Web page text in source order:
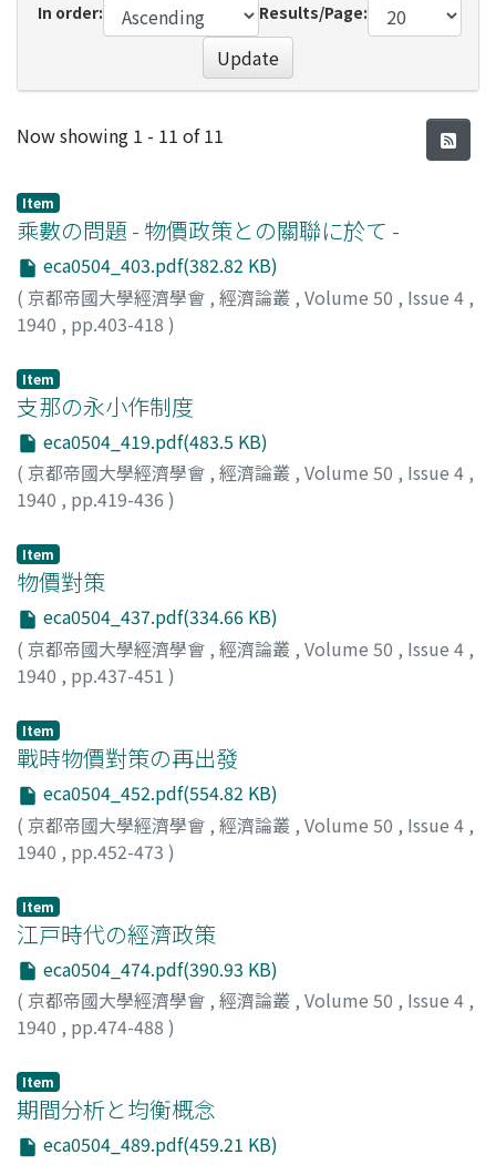
In order:
Results/Page:
Update
Recent Submissions
Now showing 1 - 11 of 11
Item
乘數の問題 - 物價政策との關聯に於て -
eca0504_403.pdf(382.82 KB)
( 京都帝國大學經濟學會 , 經濟論叢 , Volume 50 , Issue 4 ,
1940 , pp.403-418 )
Item
支那の永小作制度
eca0504_419.pdf(483.5 KB)
( 京都帝國大學經濟學會 , 經濟論叢 , Volume 50 , Issue 4 ,
1940 , pp.419-436 )
Item
物價對策
eca0504_437.pdf(334.66 KB)
( 京都帝國大學經濟學會 , 經濟論叢 , Volume 50 , Issue 4 ,
1940 , pp.437-451 )
Item
戰時物價對策の再出發
eca0504_452.pdf(554.82 KB)
( 京都帝國大學經濟學會 , 經濟論叢 , Volume 50 , Issue 4 ,
1940 , pp.452-473 )
Item
江戸時代の經濟政策
eca0504_474.pdf(390.93 KB)
( 京都帝國大學經濟學會 , 經濟論叢 , Volume 50 , Issue 4 ,
1940 , pp.474-488 )
Item
期間分析と均衡概念
eca0504_489.pdf(459.21 KB)